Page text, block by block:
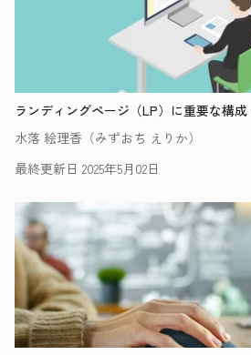
ランディングページ（LP）に重要な構
水落 絵理香（みずおち えりか）
最終更新日 2025年5月02日